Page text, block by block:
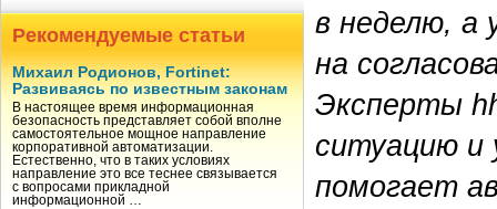
Рекомендуемые статьи
Михаил Родионов, Fortinet:
Развиваясь по известным законам
В настоящее время информационная
безопасность представляет собой вполне
самостоятельное мощное направление
корпоративной автоматизации.
Естественно, что в таких условиях
направление это все теснее связывается
с вопросами прикладной
информационной …
в неделю, а
на
Эксперты
ситуацию и
помогает